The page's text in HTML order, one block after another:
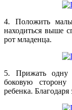
4. Положить
находиться выше
рот младенца.
5. Прижать одну
боковую
ребенка. Благодаря